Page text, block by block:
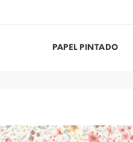
PAPEL PINTADO